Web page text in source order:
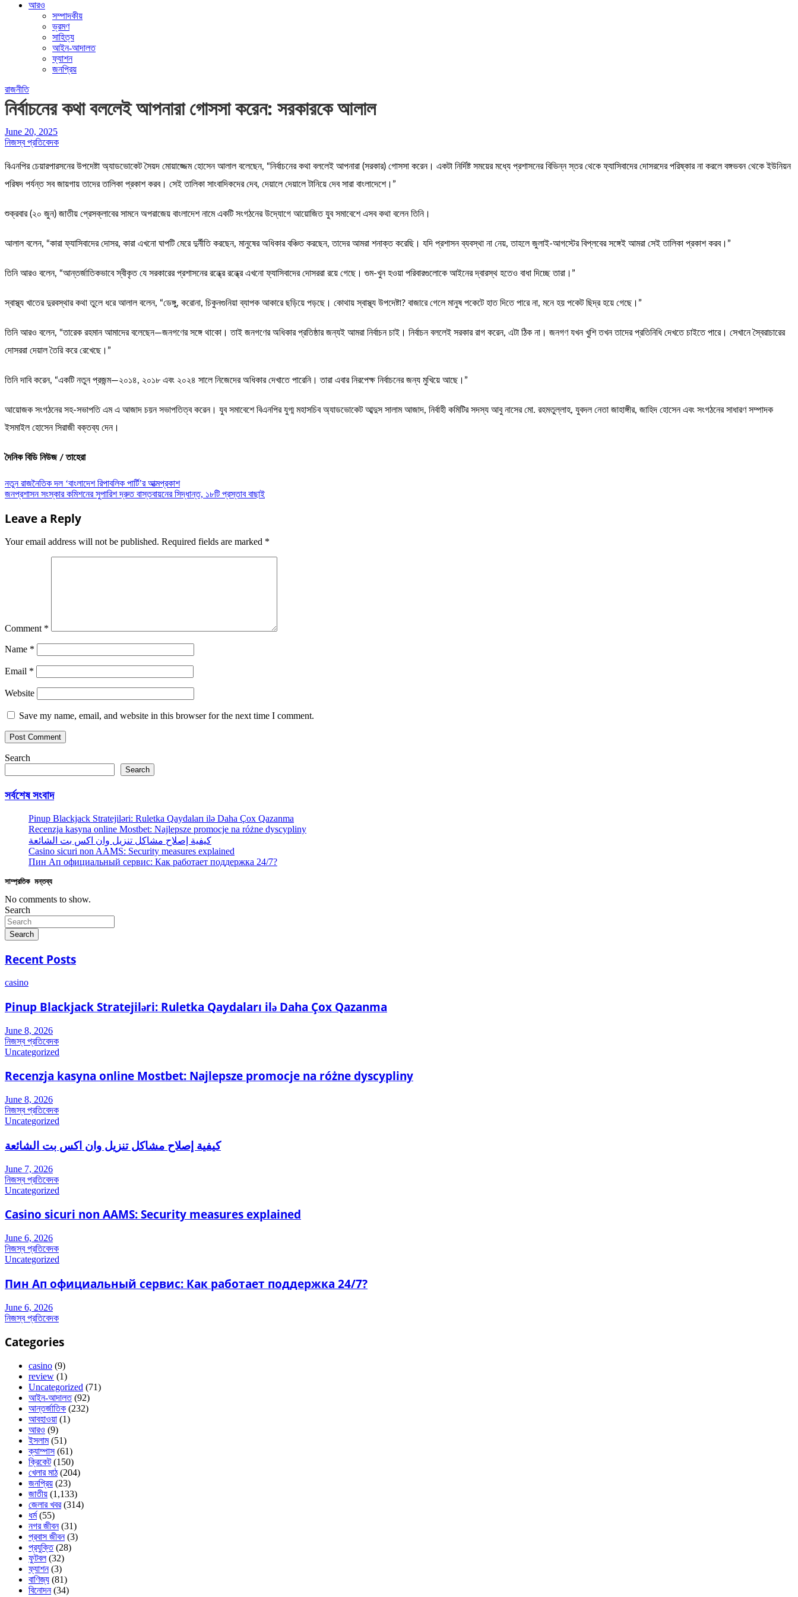
আরও
সম্পাদকীয়
ভ্রমণ
সাহিত্য
আইন-আদালত
ফ্যাশন
জনপ্রিয়
রাজনীতি
নির্বাচনের কথা বললেই আপনারা গোসসা করেন: সরকারকে আলাল
June 20, 2025
নিজস্ব প্রতিবেদক
বিএনপির চেয়ারপারসনের উপদেষ্টা অ্যাডভোকেট সৈয়দ মোয়াজ্জেম হোসেন আলাল বলেছেন, “নির্বাচনের কথা বললেই আপনারা (সরকার) গোসসা করেন। একটা নির্দিষ্ট সময়ের মধ্যে প্রশাসনের বিভিন্ন স্তর থেকে ফ্যাসিবাদের দোসরদের পরিষ্কার না করলে বঙ্গভবন থেকে ইউনিয়ন
পরিষদ পর্যন্ত সব জায়গায় তাদের তালিকা প্রকাশ করব। সেই তালিকা সাংবাদিকদের দেব, দেয়ালে দেয়ালে টানিয়ে দেব সারা বাংলাদেশে।”
শুক্রবার (২০ জুন) জাতীয় প্রেসক্লাবের সামনে অপরাজেয় বাংলাদেশ নামে একটি সংগঠনের উদ্যোগে আয়োজিত যুব সমাবেশে এসব কথা বলেন তিনি।
আলাল বলেন, “কারা ফ্যাসিবাদের দোসর, কারা এখনো ঘাপটি মেরে দুর্নীতি করছেন, মানুষের অধিকার বঞ্চিত করছেন, তাদের আমরা শনাক্ত করেছি। যদি প্রশাসন ব্যবস্থা না নেয়, তাহলে জুলাই-আগস্টের বিপ্লবের সঙ্গেই আমরা সেই তালিকা প্রকাশ করব।”
তিনি আরও বলেন, “আন্তর্জাতিকভাবে স্বীকৃত যে সরকারের প্রশাসনের রন্ধ্রে রন্ধ্রে এখনো ফ্যাসিবাদের দোসররা রয়ে গেছে। গুম-খুন হওয়া পরিবারগুলোকে আইনের দ্বারস্থ হতেও বাধা দিচ্ছে তারা।”
স্বাস্থ্য খাতের দুরবস্থার কথা তুলে ধরে আলাল বলেন, “ডেঙ্গু, করোনা, চিকুনগুনিয়া ব্যাপক আকারে ছড়িয়ে পড়ছে। কোথায় স্বাস্থ্য উপদেষ্টা? বাজারে গেলে মানুষ পকেটে হাত দিতে পারে না, মনে হয় পকেট ছিদ্র হয়ে গেছে।”
তিনি আরও বলেন, “তারেক রহমান আমাদের বলেছেন—জনগণের সঙ্গে থাকো। তাই জনগণের অধিকার প্রতিষ্ঠার জন্যই আমরা নির্বাচন চাই। নির্বাচন বললেই সরকার রাগ করেন, এটা ঠিক না। জনগণ যখন খুশি তখন তাদের প্রতিনিধি দেখতে চাইতে পারে। সেখানে স্বৈরাচারের
দোসররা দেয়াল তৈরি করে রেখেছে।”
তিনি দাবি করেন, “একটি নতুন প্রজন্ম—২০১৪, ২০১৮ এবং ২০২৪ সালে নিজেদের অধিকার দেখাতে পারেনি। তারা এবার নিরপেক্ষ নির্বাচনের জন্য মুখিয়ে আছে।”
আয়োজক সংগঠনের সহ-সভাপতি এম এ আজাদ চয়ন সভাপতিত্ব করেন। যুব সমাবেশে বিএনপির যুগ্ম মহাসচিব অ্যাডভোকেট আব্দুস সালাম আজাদ, নির্বাহী কমিটির সদস্য আবু নাসের মো. রহমতুল্লাহ, যুবদল নেতা জাহাঙ্গীর, জাহিদ হোসেন এবং সংগঠনের সাধারণ সম্পাদক
ইসমাইল হোসেন সিরাজী বক্তব্য দেন।
দৈনিক বিডি নিউজ / তাহেরা
Post
নতুন রাজনৈতিক দল ‘বাংলাদেশ রিপাবলিক পার্টি’র আত্মপ্রকাশ
জনপ্রশাসন সংস্কার কমিশনের সুপারিশ দ্রুত বাস্তবায়নের সিদ্ধান্ত, ১৮টি প্রস্তাব বাছাই
Leave a Reply
Your email address will not be published. Required fields are marked *
Comment *
Name *
Email *
Website
Save my name, email, and website in this browser for the next time I comment.
Search
Search
সর্বশেষ সংবাদ
Pinup Blackjack Stratejiləri: Ruletka Qaydaları ilə Daha Çox Qazanma
Recenzja kasyna online Mostbet: Najlepsze promocje na różne dyscypliny
كيفية إصلاح مشاكل تنزيل وان اكس بت الشائعة
Casino sicuri non AAMS: Security measures explained
Пин Ап официальный сервис: Как работает поддержка 24/7?
সাম্প্রতিক মন্তব্য
No comments to show.
Search
Search
Recent Posts
casino
Pinup Blackjack Stratejiləri: Ruletka Qaydaları ilə Daha Çox Qazanma
June 8, 2026
নিজস্ব প্রতিবেদক
Uncategorized
Recenzja kasyna online Mostbet: Najlepsze promocje na różne dyscypliny
June 8, 2026
নিজস্ব প্রতিবেদক
Uncategorized
كيفية إصلاح مشاكل تنزيل وان اكس بت الشائعة
June 7, 2026
নিজস্ব প্রতিবেদক
Uncategorized
Casino sicuri non AAMS: Security measures explained
June 6, 2026
নিজস্ব প্রতিবেদক
Uncategorized
Пин Ап официальный сервис: Как работает поддержка 24/7?
June 6, 2026
নিজস্ব প্রতিবেদক
Categories
casino (9)
review (1)
Uncategorized (71)
আইন-আদালত(92)
আন্তর্জাতিক (232)
আবহাওয়া (1)
আরও (9)
ইসলাম(51)
ক্যাম্পাস(61)
ক্রিকেট(150)
খেলার মাঠ(204)
জনপ্রিয় (23)
জাতীয় (1,133)
জেলার খবর(314)
ধর্ম(55)
নগর জীবন(31)
প্রবাস জীবন(3)
প্রযুক্তি(28)
ফুটবল(32)
ফ্যাশন(3)
বাণিজ্য (81)
বিনোদন(34)